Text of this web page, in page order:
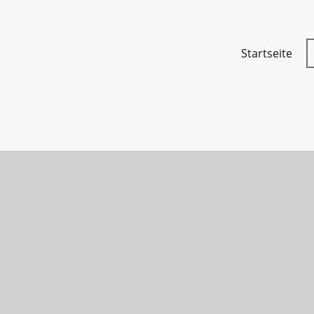
Startseite